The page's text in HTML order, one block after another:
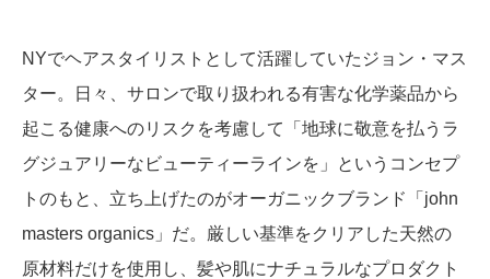
NYでヘアスタイリストとして活躍していたジョン・マス
ター。日々、サロンで取り扱われる有害な化学薬品から
起こる健康へのリスクを考慮して「地球に敬意を払うラ
グジュアリーなビューティーラインを」というコンセプ
トのもと、立ち上げたのがオーガニックブランド「john
masters organics」だ。厳しい基準をクリアした天然の
原材料だけを使用し、髪や肌にナチュラルなプロダクト